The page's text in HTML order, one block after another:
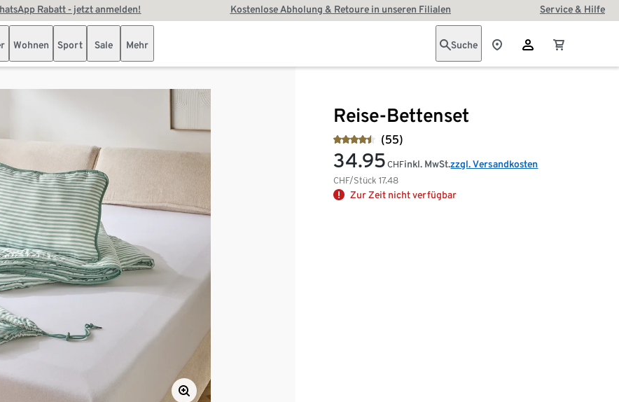
Rabatt - jetzt anmelden! Kostenlose Abholung & Retoure in unseren Filialen Service & Hilfe
Wohnen Sport Sale Mehr Suche
Reise-Bettenset
(55)
34.95 CHF
CHF/Stück17.48
inkl. MwSt.zzgl. Versandkosten
Zur Zeit nicht verfügbar